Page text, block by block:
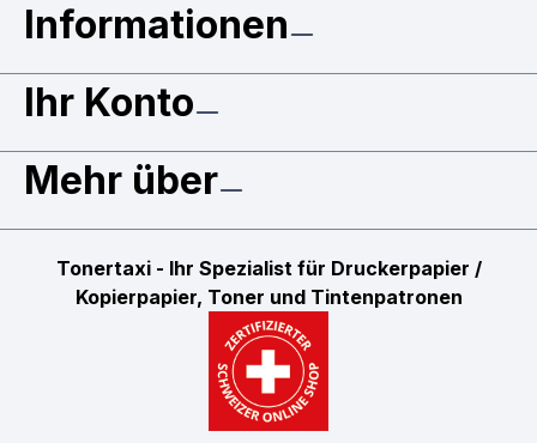
Informationen
Ihr Konto
Mehr über
Tonertaxi - Ihr Spezialist für Druckerpapier /
Kopierpapier, Toner und Tintenpatronen